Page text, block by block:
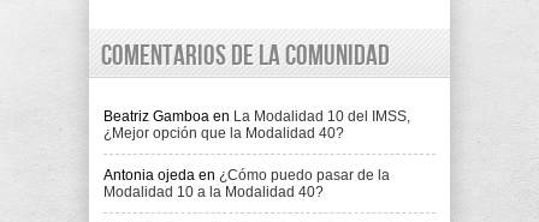
Comentarios de la comunidad
Beatriz Gamboa en La Modalidad 10 del IMSS,
¿Mejor opción que la Modalidad 40?
Antonia ojeda en ¿Cómo puedo pasar de la
Modalidad 10 a la Modalidad 40?